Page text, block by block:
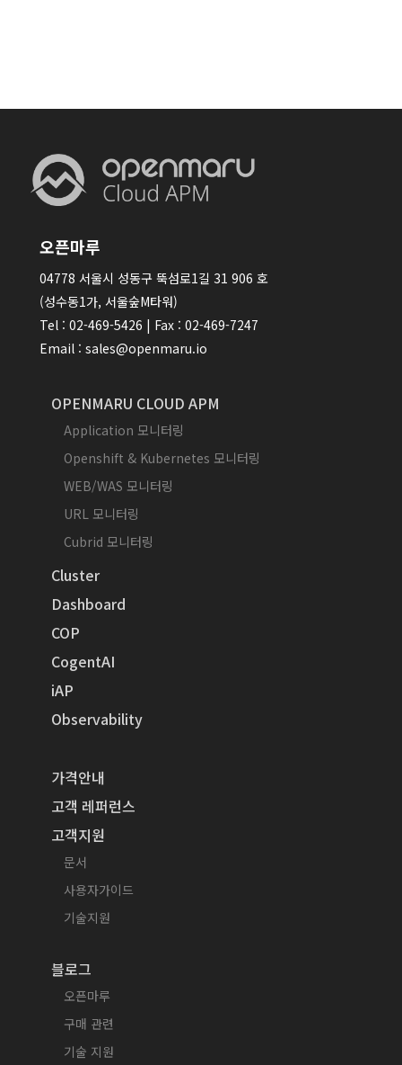
오픈마루
04778 서울시 성동구 뚝섬로1길 31 906 호
(성수동1가, 서울숲M타워)
Tel : 02-469-5426 | Fax : 02-469-7247
Email : sales@openmaru.io
OPENMARU CLOUD APM
Application 모니터링
Openshift & Kubernetes 모니터링
WEB/WAS 모니터링
URL 모니터링
Cubrid 모니터링
Cluster
Dashboard
COP
CogentAI
iAP
Observability
가격안내
고객 레퍼런스
고객지원
문서
사용자가이드
기술지원
블로그
오픈마루
구매 관련
기술 지원